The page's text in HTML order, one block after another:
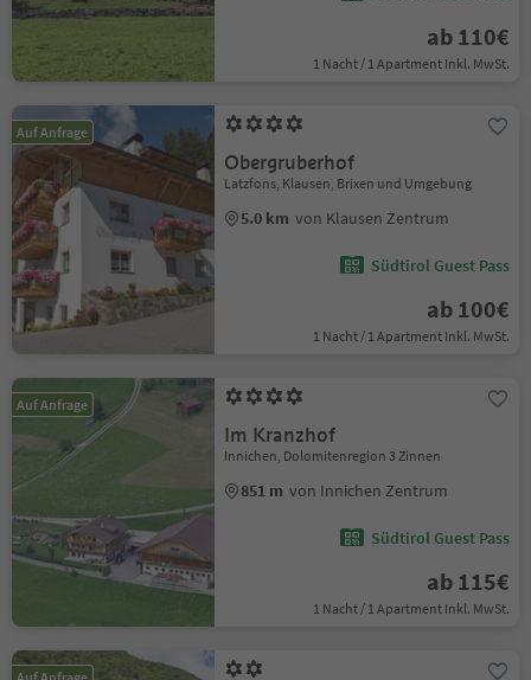
ab 110€
1 Nacht / 1 Apartment Inkl. MwSt.
Auf Anfrage
Obergruberhof
Latzfons, Klausen, Brixen und Umgebung
5.0 km von Klausen Zentrum
Südtirol Guest Pass
ab 100€
1 Nacht / 1 Apartment Inkl. MwSt.
Auf Anfrage
Im Kranzhof
Innichen, Dolomitenregion 3 Zinnen
851 m von Innichen Zentrum
Südtirol Guest Pass
ab 115€
1 Nacht / 1 Apartment Inkl. MwSt.